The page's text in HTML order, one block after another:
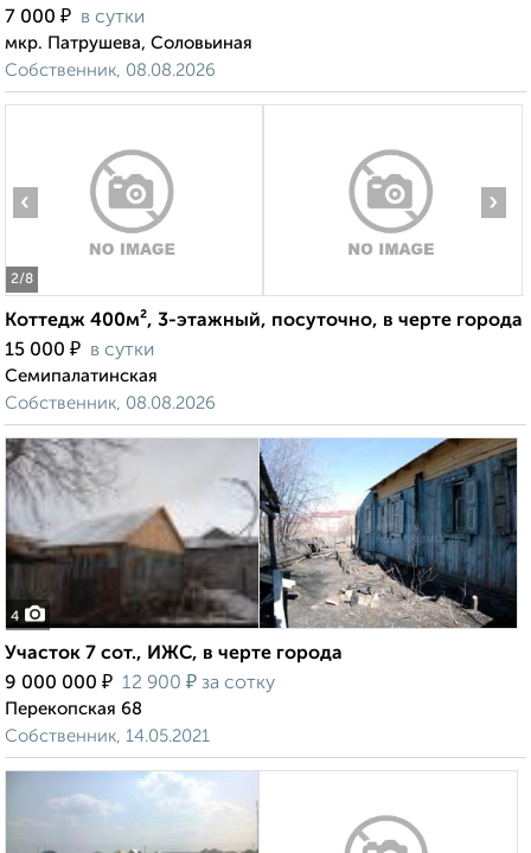
7 000 ₽ в сутки
мкр. Патрушева, Соловьиная
Собственник, 08.08.2026
2/8
‹ ›
Коттедж 400м², 3-этажный, посуточно, в черте города
15 000 ₽ в сутки
Семипалатинская
Собственник, 08.08.2026
4
Участок 7 сот., ИЖС, в черте города
9 000 000 ₽ 12 900 ₽ за сотку
Перекопская 68
Собственник, 14.05.2021